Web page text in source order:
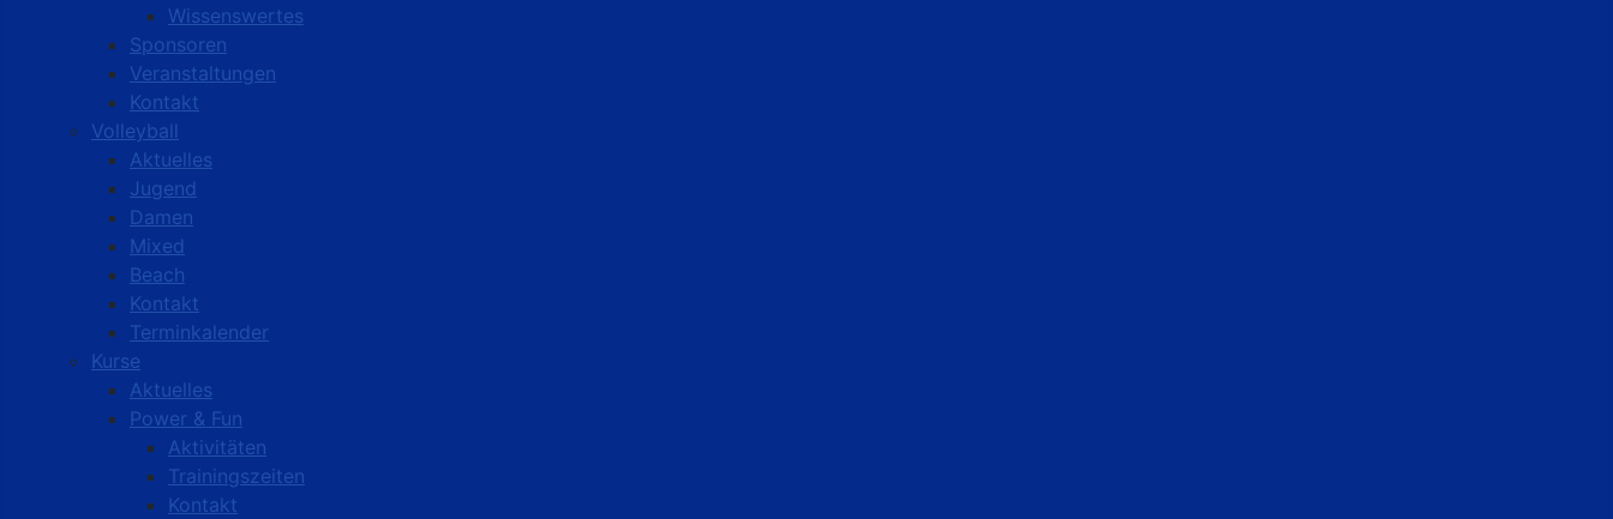
Wissenswertes
Sponsoren
Veranstaltungen
Kontakt
Volleyball
Aktuelles
Jugend
Damen
Mixed
Beach
Kontakt
Terminkalender
Kurse
Aktuelles
Power & Fun
Aktivitäten
Trainingszeiten
Kontakt